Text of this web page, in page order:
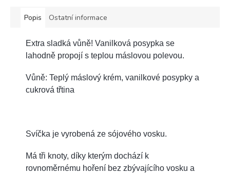
Popis Ostatní informace
Extra sladká vůně! Vanilková posypka se
lahodně propojí s teplou máslovou polevou.
Vůně: Teplý máslový krém, vanilkové posypky a
cukrová třtina
Svíčka je vyrobená ze sójového vosku.
Má tři knoty, díky kterým dochází k
rovnoměrnému hoření bez zbývajícího vosku a